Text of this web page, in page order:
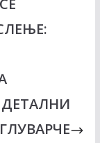
d
n
ДЕТАЛНИ